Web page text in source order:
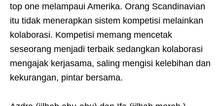
top one melampaui Amerika. Orang Scandinavian
itu tidak menerapkan sistem kompetisi melainkan
kolaborasi. Kompetisi memang mencetak
seseorang menjadi terbaik sedangkan kolaborasi
mengajak kerjasama, saling mengisi kelebihan dan
kekurangan, pintar bersama.